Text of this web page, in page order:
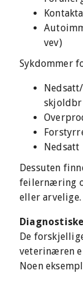
vev)
Sykdommer
Nedsatt
Dessuten
feilernæring
eller arvelige.
De
veterinæren
Noen